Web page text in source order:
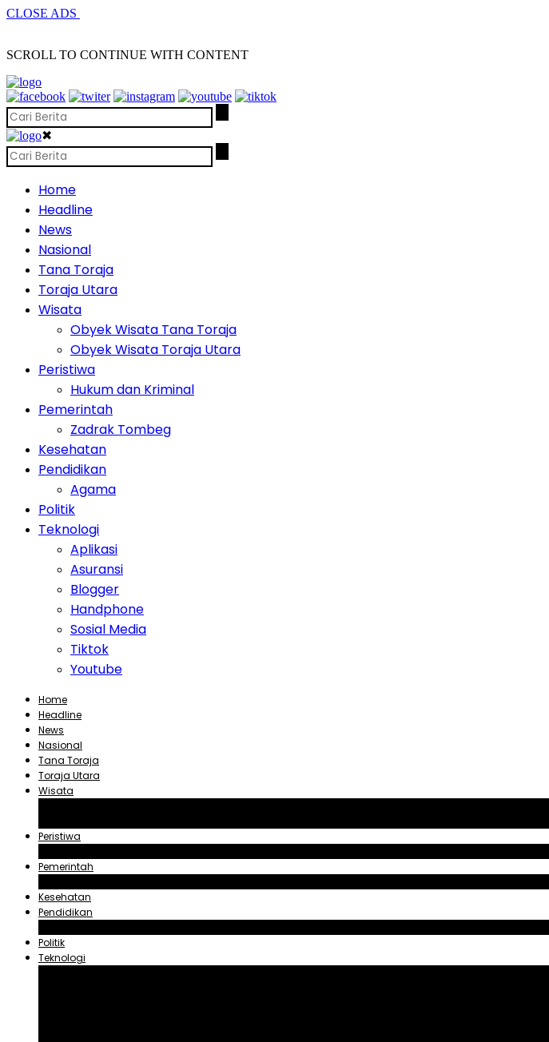
CLOSE ADS
SCROLL TO CONTINUE WITH CONTENT
✖
Home
Headline
News
Nasional
Tana Toraja
Toraja Utara
Wisata
Obyek Wisata Tana Toraja
Obyek Wisata Toraja Utara
Peristiwa
Hukum dan Kriminal
Pemerintah
Zadrak Tombeg
Kesehatan
Pendidikan
Agama
Politik
Teknologi
Aplikasi
Asuransi
Blogger
Handphone
Sosial Media
Tiktok
Youtube
Home
Headline
News
Nasional
Tana Toraja
Toraja Utara
Wisata
Peristiwa
Pemerintah
Kesehatan
Pendidikan
Politik
Teknologi